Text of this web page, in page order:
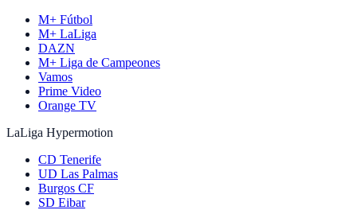
M+ Fútbol
M+ LaLiga
DAZN
M+ Liga de Campeones
Vamos
Prime Video
Orange TV
LaLiga Hypermotion
CD Tenerife
UD Las Palmas
Burgos CF
SD Eibar